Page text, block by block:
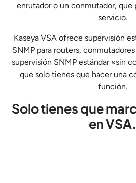
enrutador o un conmutador, que
servicio.
Kaseya VSA ofrece supervisión
SNMP para routers,
supervisión SNMP estándar «sin
que solo tienes que hacer una
función.
Solo tienes que
en VSA.